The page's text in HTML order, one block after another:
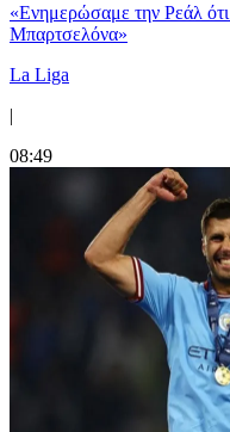
«Ενημερώσαμε την Ρεάλ ότι
Μπαρτσελόνα»
La Liga
|
08:49